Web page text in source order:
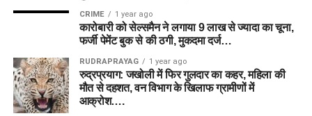
CRIME 1 year ago
कारोबारी को सेल्समैन ने लगाया 9 लाख से ज्यादा का चूना,
फर्जी पेमेंट बुक से की ठगी, मुकदमा दर्ज…
RUDRAPRAYAG 1 year ago
रुद्रप्रयाग: जखोली में फिर गुलदार का कहर, महिला की
मौत से दहशत, वन विभाग के खिलाफ ग्रामीणों में
आक्रोश….